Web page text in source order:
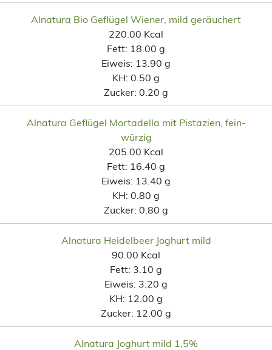
Alnatura Bio Geflügel Wiener, mild geräuchert
220.00 Kcal
Fett: 18.00 g
Eiweis: 13.90 g
KH: 0.50 g
Zucker: 0.20 g
Alnatura Geflügel Mortadella mit Pistazien, fein-
würzig
205.00 Kcal
Fett: 16.40 g
Eiweis: 13.40 g
KH: 0.80 g
Zucker: 0.80 g
Alnatura Heidelbeer Joghurt mild
90.00 Kcal
Fett: 3.10 g
Eiweis: 3.20 g
KH: 12.00 g
Zucker: 12.00 g
Alnatura Joghurt mild 1,5%